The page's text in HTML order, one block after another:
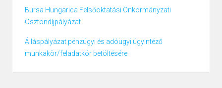
Bursa Hungarica Felsőoktatási Önkormányzati
Ösztöndíjpályázat
Álláspályázat pénzügyi és adóügyi ügyintéző
munkakör/feladatkör betöltésére